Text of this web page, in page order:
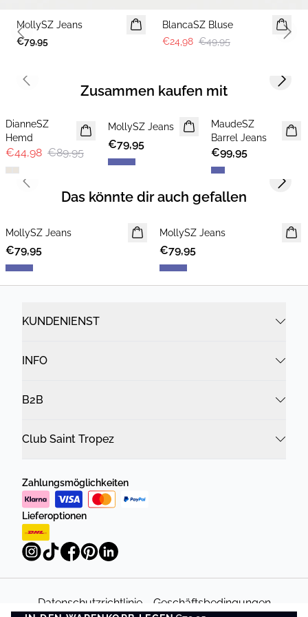
MollySZ Jeans
€79,95
BlancaSZ Bluse
€24,98 €49,95
Previous slide
Zusammen kaufen mit
DianneSZ
Hemd
€44,98 €89,95
MollySZ Jeans
€79,95
NEUHEIT
MaudeSZ
Barrel Jeans
€99,95
Previous slide Next
Das könnte dir auch gefallen
MollySZ Jeans
€79,95
MollySZ Jeans
€79,95
Previous slide Next
KUNDENIENST
INFO
B2B
Club Saint Tropez
Zahlungsmöglichkeiten
Lieferoptionen
Datenschutzrichtlinie Geschäftsbedingungen